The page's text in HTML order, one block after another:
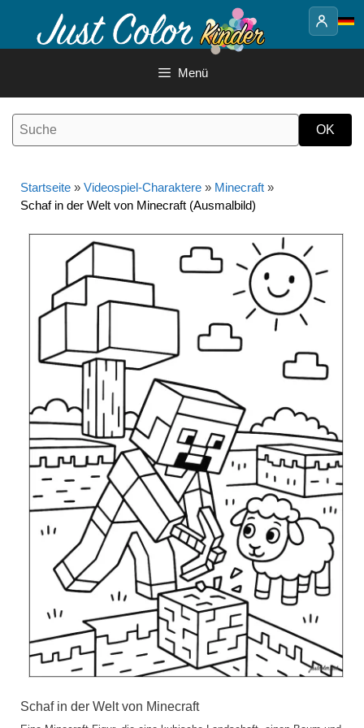
Inhalt
Menü
Startseite » Videospiel-Charaktere » Minecraft »
Schaf in der Welt von Minecraft (Ausmalbild)
Schaf in der Welt von Minecraft